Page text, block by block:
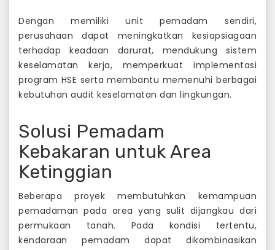
Dengan memiliki unit pemadam sendiri,
perusahaan dapat meningkatkan kesiapsiagaan
terhadap keadaan darurat, mendukung sistem
keselamatan kerja, memperkuat implementasi
program HSE serta membantu memenuhi berbagai
kebutuhan audit keselamatan dan lingkungan.
Solusi Pemadam
Kebakaran untuk Area
Ketinggian
Beberapa proyek membutuhkan kemampuan
pemadaman pada area yang sulit dijangkau dari
permukaan tanah. Pada kondisi tertentu,
kendaraan pemadam dapat dikombinasikan